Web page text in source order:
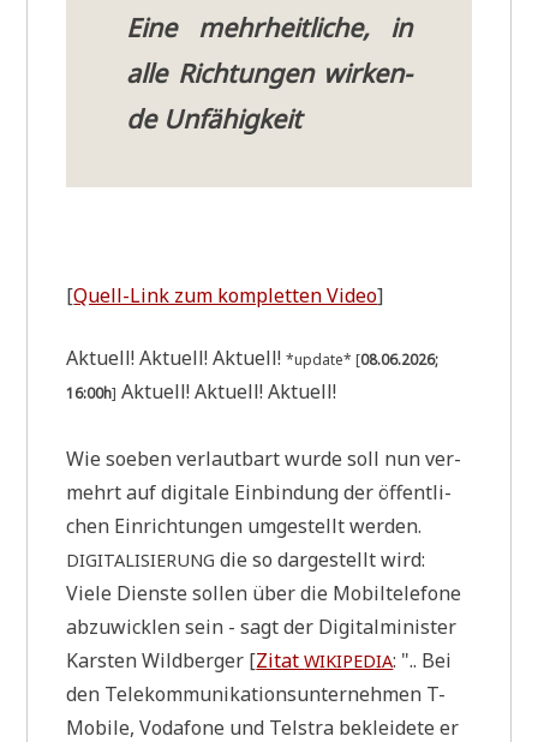
Eine mehr­heit­li­che, in
alle Rich­tun­gen wir­ken­
de Unfähigkeit
[Quell-Link zum kom­plet­ten Video]
Aktu­ell! Aktu­ell! Aktu­ell!*update* [08.06.2026;
16:00h] Aktu­ell! Aktu­ell! Aktuell!
Wie soeben ver­laut­bart wur­de soll nun ver­
mehrt auf digi­ta­le Ein­bin­dung der öffent­li­
chen Ein­rich­tun­gen umge­stellt wer­den.
DIGITALISIERUNG die so dar­ge­stellt wird:
Vie­le Dien­ste sol­len über die Mobil­te­le­fo­ne
abzu­wick­len sein - sagt der Digi­tal­mi­ni­ster
Kar­sten Wild­ber­ger [ZitatWIKIPEDIA: ".. Bei
den Tele­kom­mu­ni­ka­ti­ons­un­ter­neh­men T-
Mobi­le, Voda­fone und Tel­stra beklei­de­te er